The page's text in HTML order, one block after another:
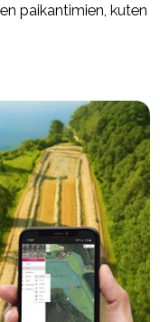
paikantimien, kuten